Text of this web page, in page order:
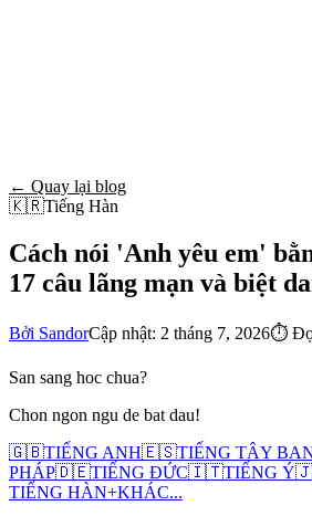
← Quay lại blog
🇰🇷Tiếng Hàn
Cách nói 'Anh yêu em'
17 câu lãng mạn và biệt
Bởi SandorCập nhật: 2 tháng 7, 2026⏱
San sang hoc chua?
Chon ngon ngu de bat dau!
🇬🇧TIẾNG ANH🇪🇸TIẾNG TÂY
PHÁP🇩🇪TIẾNG ĐỨC🇮🇹TIẾNG Ý
TIẾNG HÀN+KHÁC...